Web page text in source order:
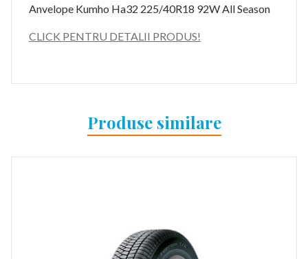
Anvelope Kumho Ha32 225/40R18 92W All Season
CLICK PENTRU DETALII PRODUS!
Produse similare